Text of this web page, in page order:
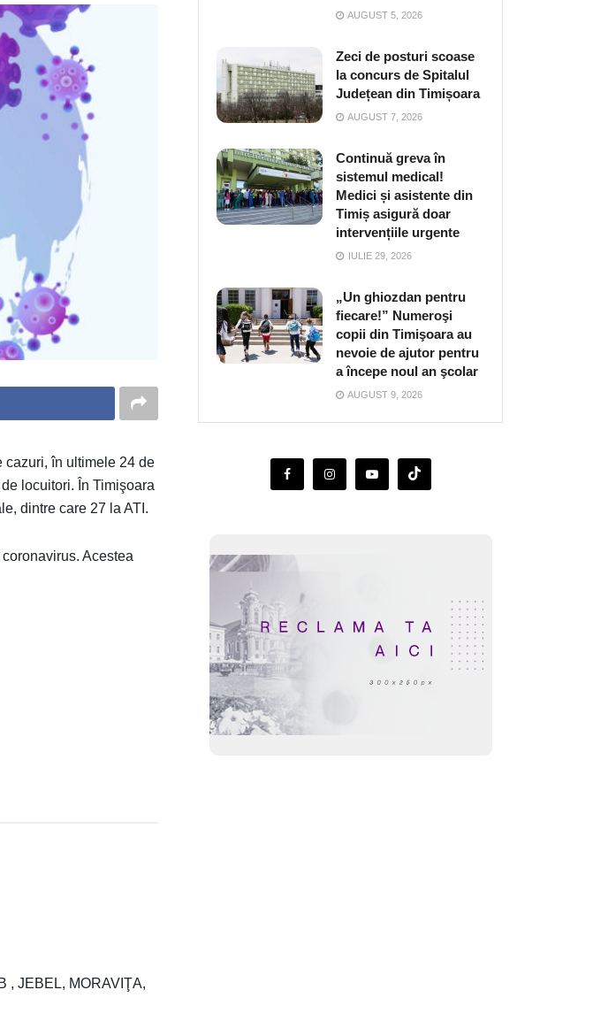
cazuri, în ultimele 24 de
locuitori. În Timişoara
dintre care 27 la ATI.
Acestea
, JEBEL, MORAVIŢA,
AUGUST 5, 2026
Zeci de posturi scoase
la concurs de Spitalul
Județean din Timișoara
AUGUST 7, 2026
Continuă greva în
sistemul medical!
Medici și asistente din
Timiș asigură doar
intervențiile urgente
IULIE 29, 2026
„Un ghiozdan pentru
fiecare!” Numeroşi
copii din Timişoara au
nevoie de ajutor pentru
a începe noul an şcolar
AUGUST 9, 2026